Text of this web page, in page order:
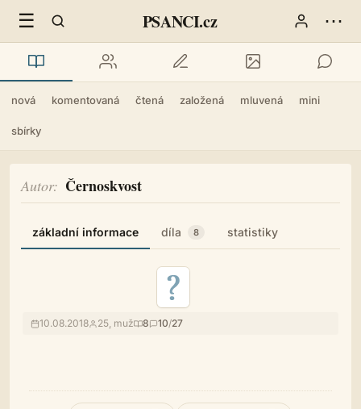
☰ PSANCI.cz ⋯
nová komentovaná čtená založená mluvená mini
sbírky
Autor Černoskvost
základní informace díla 8 statistiky
10.08.2018 25, muž 8 10/27